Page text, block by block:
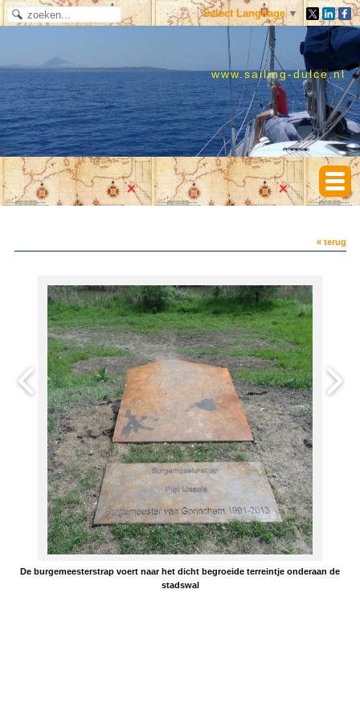
Select Language ▼
www.sailing-dulce.nl
« terug
De burgemeesterstrap voert naar het dicht begroeide terreintje onderaan de
stadswal